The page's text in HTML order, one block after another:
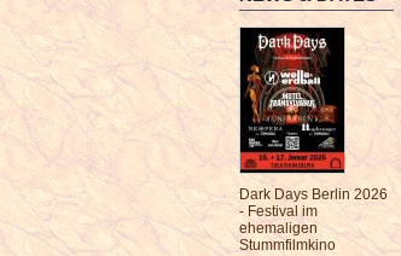
Dark Days Berlin 2026
- Festival im
ehemaligen
Stummfilmkino